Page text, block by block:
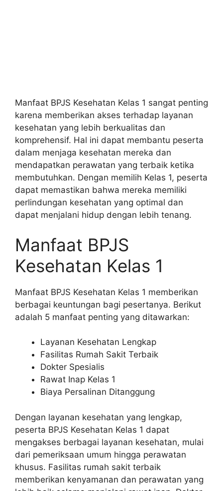
Manfaat BPJS Kesehatan Kelas 1 sangat penting
karena memberikan akses terhadap layanan
kesehatan yang lebih berkualitas dan
komprehensif. Hal ini dapat membantu peserta
dalam menjaga kesehatan mereka dan
mendapatkan perawatan yang terbaik ketika
membutuhkan. Dengan memilih Kelas 1, peserta
dapat memastikan bahwa mereka memiliki
perlindungan kesehatan yang optimal dan
dapat menjalani hidup dengan lebih tenang.
Manfaat BPJS
Kesehatan Kelas 1
Manfaat BPJS Kesehatan Kelas 1 memberikan
berbagai keuntungan bagi pesertanya. Berikut
adalah 5 manfaat penting yang ditawarkan:
Layanan Kesehatan Lengkap
Fasilitas Rumah Sakit Terbaik
Dokter Spesialis
Rawat Inap Kelas 1
Biaya Persalinan Ditanggung
Dengan layanan kesehatan yang lengkap,
peserta BPJS Kesehatan Kelas 1 dapat
mengakses berbagai layanan kesehatan, mulai
dari pemeriksaan umum hingga perawatan
khusus. Fasilitas rumah sakit terbaik
memberikan kenyamanan dan perawatan yang